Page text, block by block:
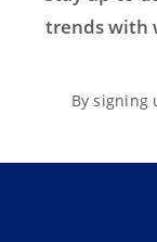
trends with
By signing